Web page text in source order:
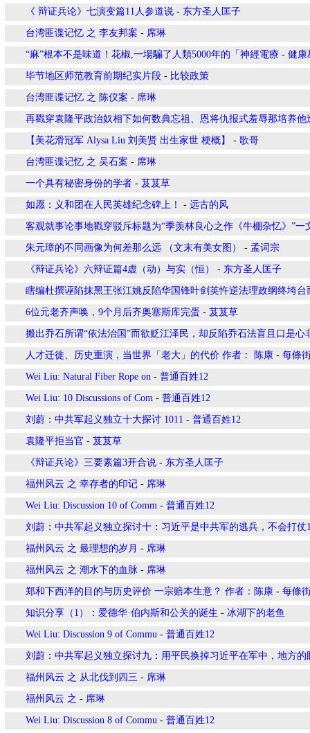
《 辩证兵论》七演变篇11人参道说 - 东方圣人匡子
台湾匪谍记忆 之 李友邦案 - 席琳
“麻”根本不是味道！花椒,一場騙了人類5000年的「神經電療 - 健康
毕节地区师范教育前期纪实片段 - 比较政策
台湾匪谍记忆 之 陈仪案 - 席琳
再戳穿袁隆平政治奴相下如何数典忘祖、恩将仇报式羞辱那培养
【美花滑冠军 Alysa Liu 刘美贤 出生家世 梗概】 - 歌哥
台湾匪谍记忆 之 吴石案 - 席琳
一个具有秘密身份的学者 - 芨芨草
如愿：义和团在人民英雄纪念碑上！ - 远古的风
客观就事论事地戳穿驳斥标题为“季羡林良心之作《牛棚杂忆》”一
朱元璋的不同画像为何差那么远 （文末有美女图） - 孟词宗
《辩证兵论》六辩证篇4虚（动）与实（恒） - 东方圣人匡子
瞎编杜撰诬陷抹黑王张江姚反陷华国锋叶剑英忤逆法理政纲终垮
6位元老齐声唤，9个月后齐奥塞斯库完蛋 - 芨芨草
搬出乔石所谓“依法治国”而欲贬江泽民，却反陷乔石法盲且口是心
人才迁徙、历史重演，当世界「老大」的代价 作者： 陈康 - 每條
Wei Liu: Natural Fiber Rope on - 普通百姓12
Wei Liu: 10 Discussions of Com - 普通百姓12
刘蔚：中共军起义独立十大探讨 1011 - 普通百姓12
袁隆平拒当官 - 芨芨草
《辩证兵论》三要素篇3开合说 - 东方圣人匡子
福州风云 之 幸存者的印记 - 席琳
Wei Liu: Discussion 10 of Comm - 普通百姓12
刘蔚：中共军起义独立探讨十：习近平是中共军的逃兵，不会打仗
福州风云 之 最理想的岁月 - 席琳
福州风云 之 潮水下的血脉 - 席琳
郑和下西洋的目的与历史评价 一宗赔本生意？ 作者：陈康 - 每條
知识分享（1）：爱德华·伯内斯和公关的诞生 - 冰湖下的老鱼
Wei Liu: Discussion 9 of Commu - 普通百姓12
刘蔚：中共军起义独立探讨九：用平民换掉习近平在军中，地方的
福州风云 之 从北伐到四三 - 席琳
福州风云 之 - 席琳
Wei Liu: Discussion 8 of Commu - 普通百姓12